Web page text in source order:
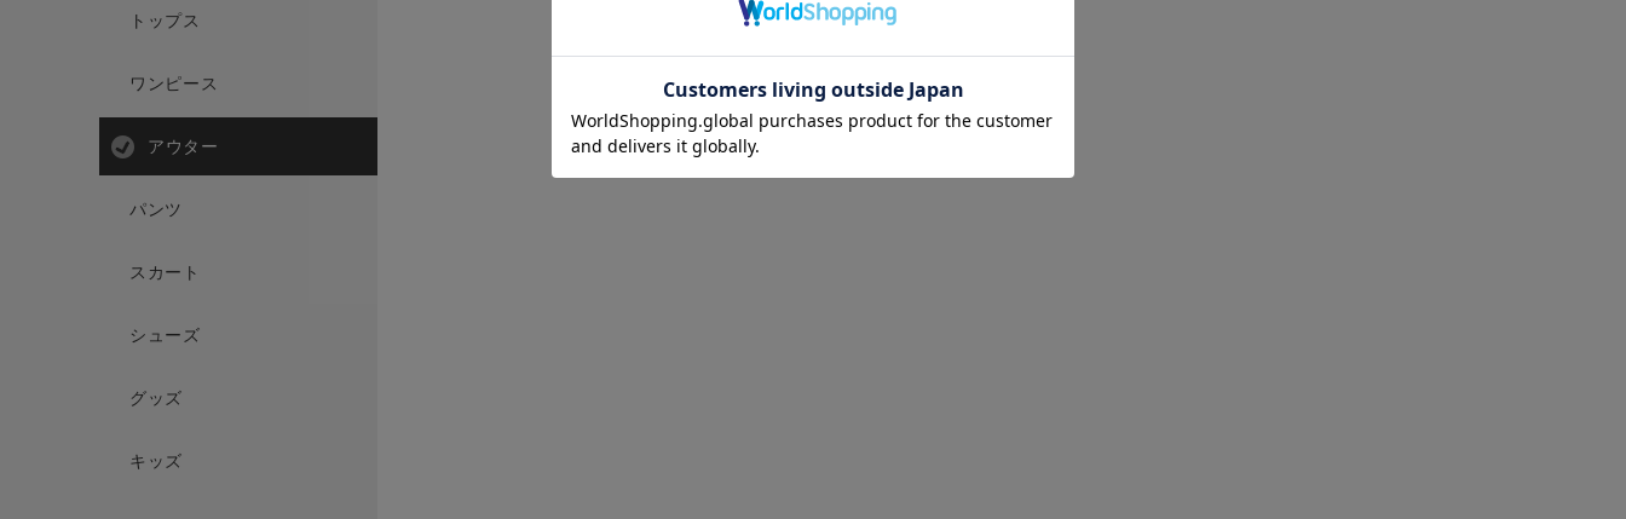
トップス
ワンピース
アウター
パンツ
スカート
シューズ
グッズ
キッズ